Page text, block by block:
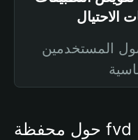
الاحتيال
المستخدمين
حول محفظة fvd